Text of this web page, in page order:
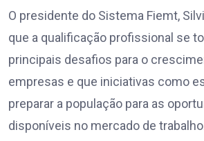
O presidente do Sistema Fiemt,
que a qualificação profissional se
principais desafios para o
empresas e que iniciativas como
preparar a população para as
disponíveis no mercado de